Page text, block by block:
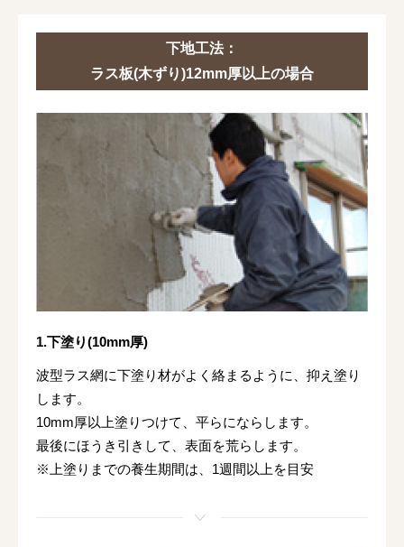
下地工法：
ラス板(木ずり)12mm厚以上の場合
1.下塗り(10mm厚)
波型ラス網に下塗り材がよく絡まるように、抑え塗り
します。
10mm厚以上塗りつけて、平らにならします。
最後にほうき引きして、表面を荒らします。
※上塗りまでの養生期間は、1週間以上を目安